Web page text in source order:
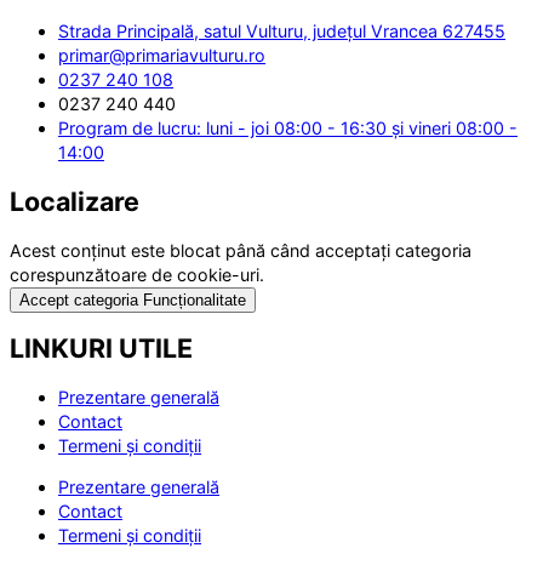
Strada Principală, satul Vulturu, județul Vrancea 627455
primar@primariavulturu.ro
0237 240 108
0237 240 440
Program de lucru: luni - joi 08:00 - 16:30 și vineri 08:00 -
14:00
Localizare
Acest conținut este blocat până când acceptați categoria
corespunzătoare de cookie-uri.
Accept categoria Funcționalitate
LINKURI UTILE
Prezentare generală
Contact
Termeni și condiții
Prezentare generală
Contact
Termeni și condiții